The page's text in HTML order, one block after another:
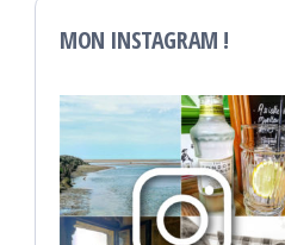
MON INSTAGRAM !